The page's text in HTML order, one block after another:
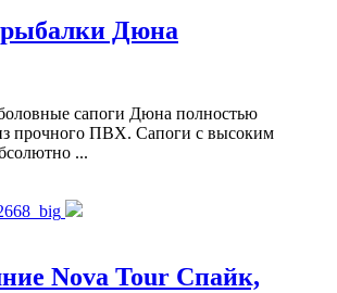
Дюна
сапоги Дюна полностью
прочного ПВХ. Сапоги с высоким
...
Nova Tour Спайк,